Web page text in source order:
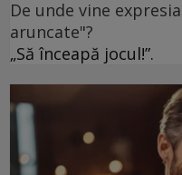
De unde vine
aruncate"?
„Să înceapă jocul!”.